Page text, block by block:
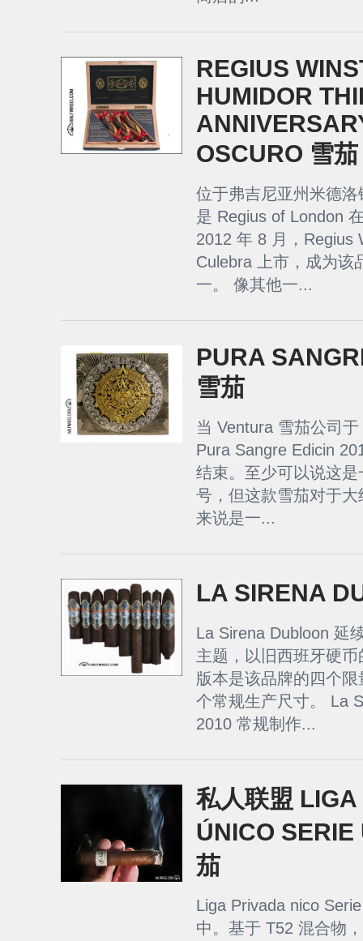
REGIUS
HUMIDOR
OSCURO 雪茄
位于弗吉尼亚州米德
是 Regius of London
2012 年 8 月，Regius
Culebra 上市，成为该
一。 像其他一...
PURA
雪茄
当 Ventura 雪茄公司
Pura Sangre Edicin
结束。至少可以说这
号，但这款雪茄对于
来说是一...
LA SIRENA
La Sirena Dubloon 延
主题，以旧西班牙硬
版本是该品牌的四个
个常规生产尺寸。 La
2010 常规制作...
私人联盟
ÚNICO
茄
Liga Privada nico
中。基于 T52 混合物